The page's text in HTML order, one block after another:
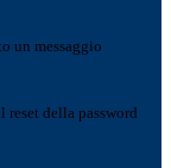
un messaggio
reset della password